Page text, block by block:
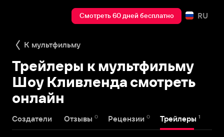
Смотреть 60 дней бесплатно RU
К мультфильму
Трейлеры к мультфильму
Шоу Кливленда смотреть
онлайн
Создатели Отзывы 0 Рецензии 0 Трейлеры 1